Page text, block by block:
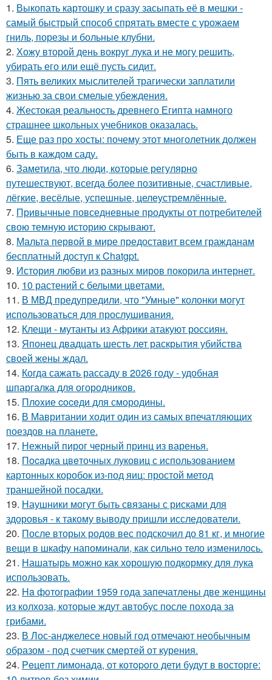
1. Выкопать картошку и сразу засыпать её в мешки -
самый быстрый способ спрятать вместе с урожаем
гниль, порезы и больные клубни.
2. Хожу второй день вокруг лука и не могу решить,
убирать его или ещё пусть сидит.
3. Пять великих мыслителей трагически заплатили
жизнью за свои смелые убеждения.
4. Жестокая реальность древнего Египта намного
страшнее школьных учебников оказалась.
5. Еще раз про хосты: почему этот многолетник должен
быть в каждом саду.
6. Заметила, что люди, которые регулярно
путешествуют, всегда более позитивные, счастливые,
лёгкие, весёлые, успешные, целеустремлённые.
7. Привычные повседневные продукты от потребителей
свою темную историю скрывают.
8. Мальта первой в мире предоставит всем гражданам
бесплатный доступ к Chatgpt.
9. История любви из разных миров покорила интернет.
10. 10 растений с белыми цветами.
11. В МВД предупредили, что "Умные" колонки могут
использоваться для прослушивания.
12. Клещи - мутанты из Африки атакуют россиян.
13. Японец двадцать шесть лет раскрытия убийства
своей жены ждал.
14. Когда сажать рассаду в 2026 году - удобная
шпаргалка для огородников.
15. Плoxие coceди для смородины.
16. В Мавритании ходит один из самых впечатляющих
поездов на планете.
17. Нежный пирог черный принц из варенья.
18. Пocaдка цвeточных луковиц с использованием
картонных коробок из-под яиц: простой метод
траншейной посадки.
19. Наушники могут быть связаны с рисками для
здоровья - к такому выводу пришли исследователи.
20. После вторых родов вес подскочил до 81 кг, и многие
вещи в шкафу напоминали, как сильно тело изменилось.
21. Нашатырь можно как хорошую подкормку для лука
использовать.
22. Ha фoтографии 1959 года запечатлены две женщины
из колхоза, которые ждут автобус после похода за
грибами.
23. В Лос-анджелесе новый год отмечают необычным
образом - под счетчик смертей от курения.
24. Peцепт лимонада, от котopoго дети будут в восторге: